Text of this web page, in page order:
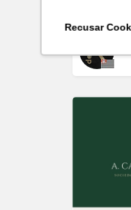
Recusar